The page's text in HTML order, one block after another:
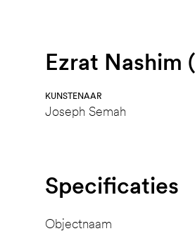
Ezrat Nashim
KUNSTENAAR
Joseph Semah
Specificaties
Objectnaam